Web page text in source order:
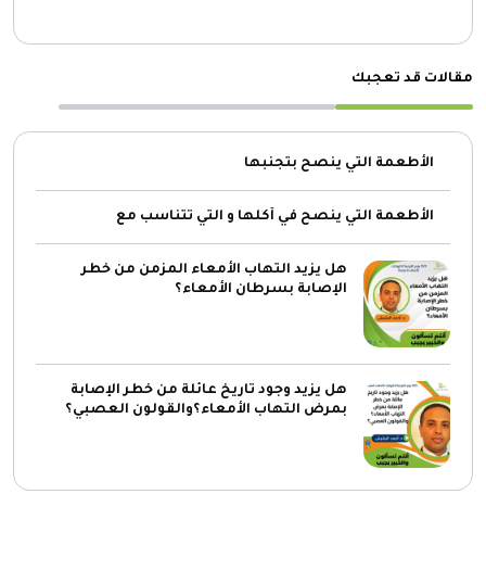
مقالات قد تعجبك
الأطعمة التي ينصح بتجنبها
الأطعمة التي ينصح في أكلها و التي تتناسب مع
هل يزيد التهاب الأمعاء المزمن من خطر
الإصابة بسرطان الأمعاء؟
هل يزيد وجود تاريخ عائلة من خطر الإصابة
بمرض التهاب الأمعاء؟والقولون العصبي؟